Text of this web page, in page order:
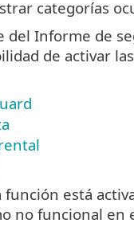
categorías
del Informe de
de activar
función está
no funcional en